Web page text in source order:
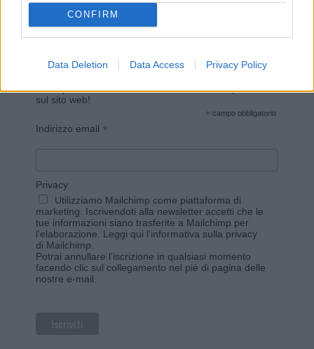
CONFIRM
Data Deletion Data Access Privacy Policy
email periodiche contenenti le ultime notizie pubblicate
sul sito web!
* campo obbligatorio
Indirizzo email *
Privacy
Utilizziamo Mailchimp come piattaforma di
marketing. Iscrivendoti alla newsletter accetti che le
tue informazioni siano trasferite a Mailchimp per
l'elaborazione. Leggi qui l'informativa sulla privacy
di Mailchimp
Potrai annullare l'iscrizione in qualsiasi momento
facendo clic sul collegamento nel piè di pagina delle
nostre e-mail.